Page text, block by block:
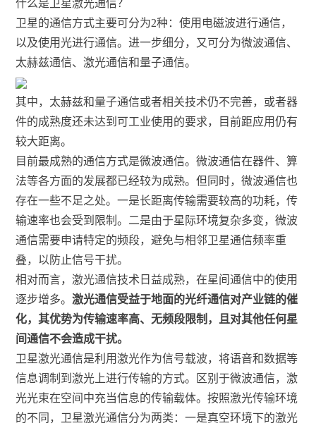
什么是卫星激光通信？
卫星的通信方式主要可分为2种：使用电磁波进行通信，
以及使用光进行通信。进一步细分，又可分为微波通信、
太赫兹通信、激光通信和量子通信。
其中，太赫兹和量子通信或者相关技术仍不完善，或者器
件的成熟度还未达到可工业使用的要求，目前距应用仍有
较大距离。
目前最成熟的通信方式是微波通信。微波通信在器件、算
法等各方面的发展都已经较为成熟。但同时，微波通信也
存在一些不足之处。一是长距离传输需要较高的功耗，传
输速率也会受到限制。二是由于星际环境复杂多变，微波
通信需要申请特定的频段，避免与相邻卫星通信频率重
叠，以防止信号干扰。
相对而言，激光通信技术日益成熟，在星间通信中的使用
逐步增多。激光通信受益于地面的光纤通信对产业链的催
化，其优势为传输速率高、无频段限制，且对其他任何星
间通信不会造成干扰。
卫星激光通信是利用激光作为信号载波，将语音和数据等
信息调制到激光上进行传输的方式。区别于微波通信，激
光光束在空间中充当信息的传输载体。按照激光传输环境
的不同，卫星激光通信分为两类：一是真空环境下的激光